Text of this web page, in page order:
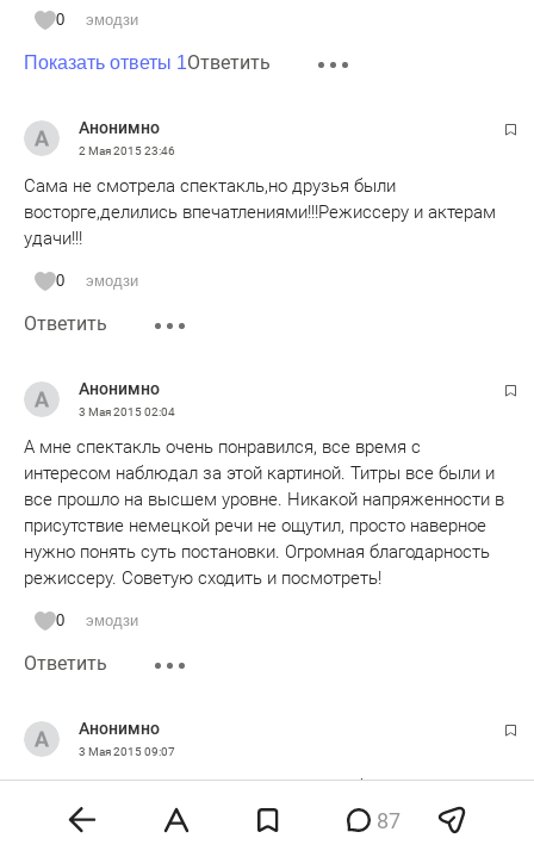
Победе.Сегодня молодые люди не уважают стариков,а
спектакль,я когда-то работала в Театре юного зрителя,мне
же надо рассказывать о войне,настоящим
художественнным языком.Не люблю писать
на спектакле,еще утром рассказала мне про
комментарии.Боялась идти на спектакль,думала не
смогу,плакать буду,а ничего не тронуло меня
0 эмодзи
Показать ответы 1Ответить
Анонимно
2 Мая 201523:46
Сама не смотрела спектакль,но друзья были
восторге,делились впечатлениями!!!Режиссеру и актерам
удачи!!!
0 эмодзи
Ответить
Анонимно
3 Мая 201502:04
А мне спектакль очень понравился, все время с
интересом наблюдал за этой картиной. Титры все были и
все прошло на высшем уровне. Никакой напряженности в
присутствие немецкой речи не ощутил, просто наверное
нужно понять суть постановки. Огромная благодарность
режиссеру. Советую сходить и посмотреть!
0 эмодзи
Ответить
Анонимно
3 Мая 201509:07
Сама не смотрела спектакль,но друзья были восторге,им
очень понравилось!!!!Желаю удачи режиссеру и актерам!!!
87